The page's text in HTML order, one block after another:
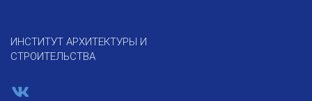
ИНСТИТУТ АРХИТЕКТУРЫ И
СТРОИТЕЛЬСТВА